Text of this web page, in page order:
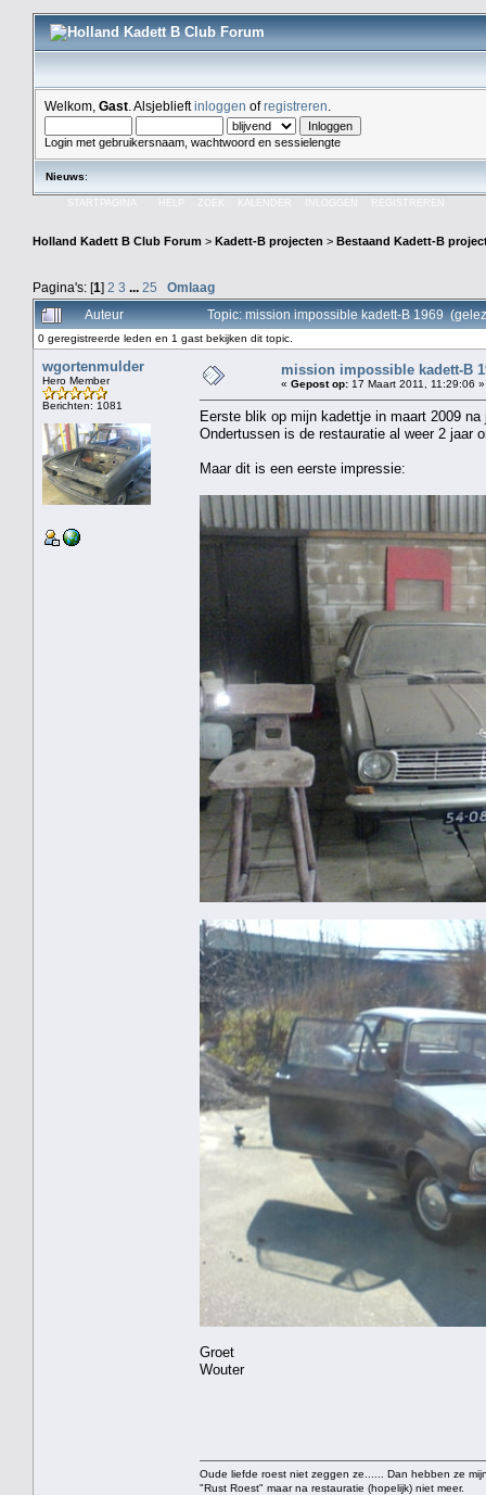
Welkom, Gast . Alsjeblieftinloggen ofregistreren
Login met gebruikersnaam, wachtwoord en sessielengte
Nieuws:
ZOEK
Holland Kadett B Club Forum > Kadett-B projecten > Bestaand Kadett-B
Pagina's: [1] 2 3 ... 25
Omlaag
Auteur
Topic: mission impossible kadett-B 1969
0 geregistreerde leden en 1 gast bekijken dit topic.
wgortenmulder
Hero Member
Berichten: 1081
mission impossible kadett-B
« Gepost op: 17 Maart 2011, 11:29:06 »
Eerste blik op mijn kadettje in maart 2009
Ondertussen is de restauratie al weer 2 jaar
Maar dit is een eerste impressie:
Groet
Wouter
Oude liefde roest niet zeggen ze...... Dan hebben ze
"Rust Roest" maar na restauratie (hopelijk) niet meer.